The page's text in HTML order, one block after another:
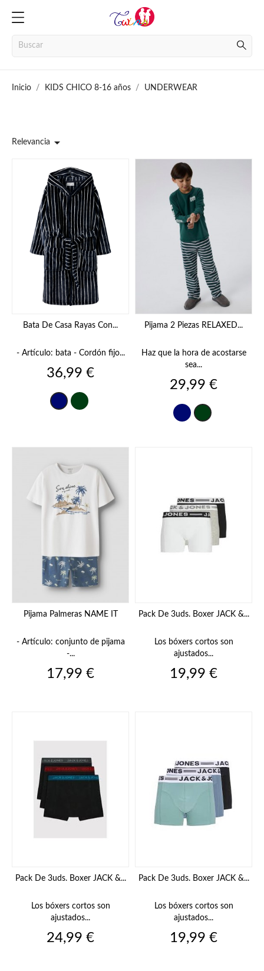
Inicio KIDS CHICO 8-16 años UNDERWEAR
Relevancia 
Bata De Casa Rayas Con...
- Artículo: bata - Cordón fijo...
Precio
36,99 €
azul
marino
verde
Pijama 2 Piezas RELAXED...
Haz que la hora de acostarse
sea...
Precio
29,99 €
azul
marino
verde
Pijama Palmeras NAME IT
- Artículo: conjunto de pijama
-...
Precio
17,99 €
Pack De 3uds. Boxer JACK &...
Los bóxers cortos son
ajustados...
Precio
19,99 €
Pack De 3uds. Boxer JACK &...
Los bóxers cortos son
ajustados...
Precio
24,99 €
Pack De 3uds. Boxer JACK &...
Los bóxers cortos son
ajustados...
Precio
19,99 €